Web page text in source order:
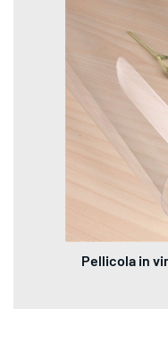
Pellicola in